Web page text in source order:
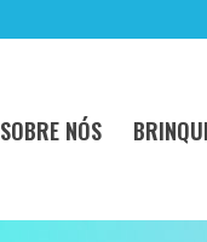
SOBRE NÓS